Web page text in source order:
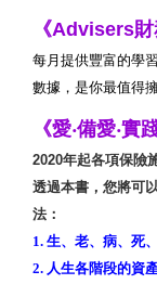
《Advisers財
每月提供豐富的學
數據，是你最值得
《愛‧備愛‧實
2020年起各項保險
透過本書，您將可
法：
1. 生、老、病、死
2. 人生各階段的資